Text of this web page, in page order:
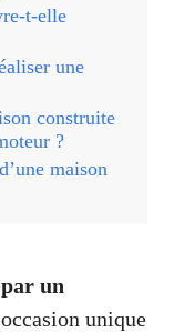
t-elle
une
construite
?
maison
un
unique